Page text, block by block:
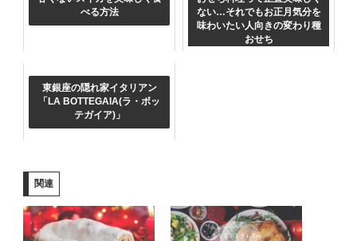
べる方法
ない…それでもお正月気分を
味わいたい人向きの変わり種
おせち
東銀座の隠れ家イタリアン
「LA BOTTEGAIA(ラ・ボッ
テガイア)」
関連